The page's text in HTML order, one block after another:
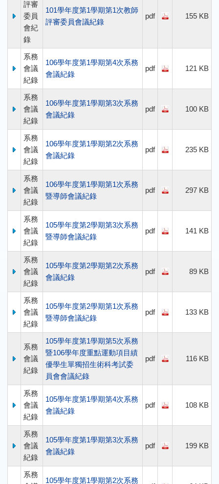
評審
委員
會紀
錄
101學年度第1學期第1次教師
評審委員會議紀錄
pdf 155 KB
系務
會議
紀錄
106學年度第1學期第4次系務
會議紀錄
pdf 121 KB
系務
會議
紀錄
106學年度第1學期第3次系務
會議紀錄
pdf 100 KB
系務
會議
紀錄
106學年度第1學期第2次系務
會議紀錄
pdf 235 KB
系務
會議
紀錄
106學年度第1學期第1次系務
暨導師會議紀錄
pdf 297 KB
系務
會議
紀錄
105學年度第2學期第3次系務
暨導師會議紀錄
pdf 141 KB
系務
會議
紀錄
105學年度第2學期第2次系務
會議紀錄
pdf 89 KB
系務
會議
紀錄
105學年度第2學期第1次系務
暨導師會議紀錄
pdf 133 KB
系務
會議
紀錄
105學年度第1學期第5次系務
暨106學年度重點運動項目績
優學生單獨招生術科考試委
員會會議紀錄
pdf 116 KB
系務
會議
紀錄
105學年度第1學期第4次系務
會議紀錄
pdf 108 KB
系務
會議
紀錄
105學年度第1學期第3次系務
會議紀錄
pdf 199 KB
系務
105學年度第1學期第2次系務